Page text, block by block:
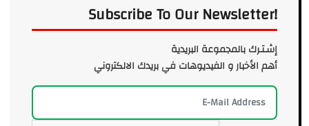
Subscribe To Our Newsletter!
إشـتـرك بالمجموعة البريدية
أهم الأخبار و الفيديوهات في بريدك الالكتروني